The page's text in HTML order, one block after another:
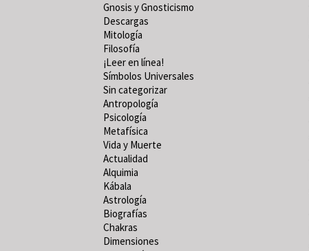
Gnosis y Gnosticismo
Descargas
Mitología
Filosofía
¡Leer en línea!
Símbolos Universales
Sin categorizar
Antropología
Psicología
Metafísica
Vida y Muerte
Actualidad
Alquimia
Kábala
Astrología
Biografías
Chakras
Dimensiones